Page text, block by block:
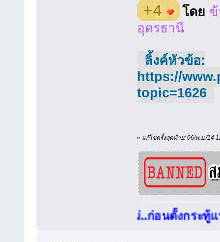
+4 โดย ข้
อุดรธานี
ลิ้งค์หัวข้อ:
https://
topic=1626
« แก้ไขครั้งสุดท้าย: 06/พ.ย./14
สมาชิกใหม่..ก่อนตั้งกระทู้แนะนำ